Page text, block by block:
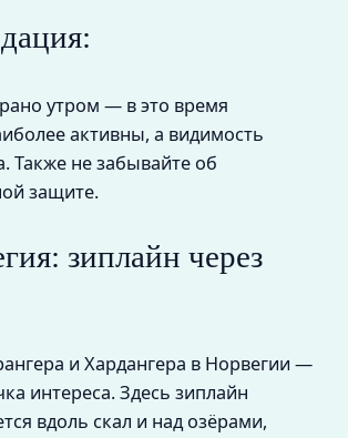
утром — в это время
активны, а видимость
Также не забывайте об
защите.
зиплайн через
и Хардангера в Норвегии —
интереса. Здесь зиплайн
вдоль скал и над озёрами,